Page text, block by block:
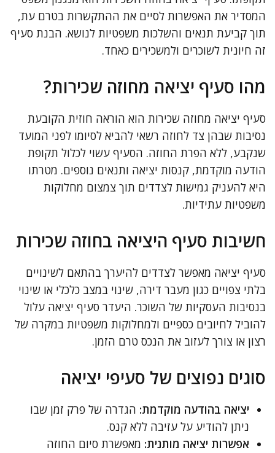
המסדיר את האפשרות לסיים את ההתקשרות בטרם עת,
תוך קביעת תנאים והשלכות משפטיות לנושא. הבנת סעיף
זה חיונית לשוכרים ולמשכירים כאחד.
מהו סעיף יציאה מחוזה שכירות?
סעיף יציאה מחוזה שכירות הוא הוראה חוזית הקובעת
נסיבות שבהן צד לחוזה רשאי להביא לסיומו לפני המועד
שנקבע, ללא הפרת החוזה. הסעיף עשוי לכלול תקופת
הודעה מוקדמת, קנסות יציאה ותנאים נוספים. מטרתו
היא להעניק גמישות לצדדים תוך צמצום מחלוקות
משפטיות עתידיות.
חשיבות סעיף היציאה בחוזה שכירות
סעיף יציאה מאפשר לצדדים להיערך בהתאם לשינויים
בלתי צפויים כגון מעבר דירה, שינוי במצב כלכלי או שינוי
בנסיבות העסקיות של השוכר. היעדר סעיף יציאה עלול
להוביל לחיובים כספיים ולמחלוקות משפטיות במקרה של
רצון או צורך לעזוב את הנכס טרם הזמן.
סוגים נפוצים של סעיפי יציאה
יציאה בהודעה מוקדמת: הגדרה של פרק זמן שבו
ניתן להודיע על עזיבה ללא קנס.
אפשרות יציאה מותנית: מאפשרת סיום החוזה